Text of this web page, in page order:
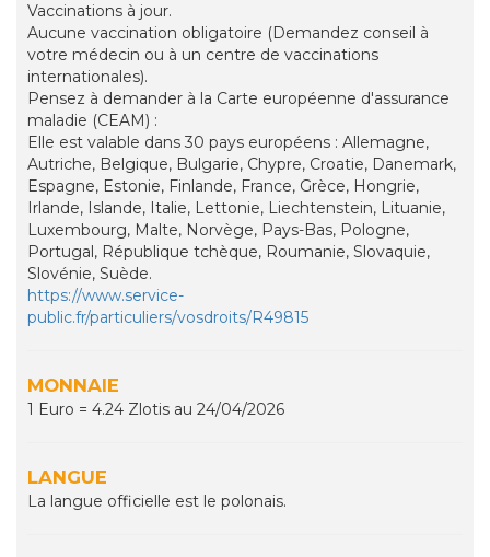
Vaccinations à jour.
Aucune vaccination obligatoire (Demandez conseil à
votre médecin ou à un centre de vaccinations
internationales).
Pensez à demander à la Carte européenne d'assurance
maladie (CEAM) :
Elle est valable dans 30 pays européens : Allemagne,
Autriche, Belgique, Bulgarie, Chypre, Croatie, Danemark,
Espagne, Estonie, Finlande, France, Grèce, Hongrie,
Irlande, Islande, Italie, Lettonie, Liechtenstein, Lituanie,
Luxembourg, Malte, Norvège, Pays-Bas, Pologne,
Portugal, République tchèque, Roumanie, Slovaquie,
Slovénie, Suède.
https://www.service-
public.fr/particuliers/vosdroits/R49815
MONNAIE
1 Euro = 4.24 Zlotis au 24/04/2026
LANGUE
La langue officielle est le polonais.